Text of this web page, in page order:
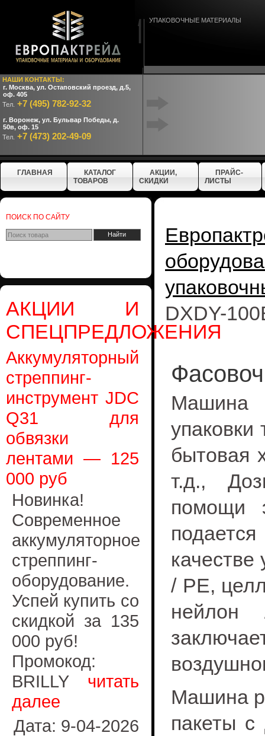
НАШИ КОНТАКТЫ:
г. Москва, ул. Остаповский проезд, д.5,
оф. 405
Тел. +7 (495) 782-92-32
г. Воронеж, ул. Бульвар Победы, д.
50в, оф. 15
Тел. +7 (473) 202-49-09
УПАКОВОЧНЫЕ МАТЕРИАЛЫ
ГЛАВНАЯ
КАТАЛОГ
ТОВАРОВ
АКЦИИ,
СКИДКИ
ПРАЙС-
ЛИСТЫ
ПОИСК ПО САЙТУ
АКЦИИ И
СПЕЦПРЕДЛОЖЕНИЯ
Аккумуляторный
стреппинг-
инструмент JDC
Q31 для
обвязки
лентами — 125
000 руб
Новинка!
Современное
аккумуляторное
стреппинг-
оборудование.
Успей купить со
скидкой за 135
000 руб!
Промокод:
BRILLY читать
далее
Дата: 9-04-2026
DXDY-
Машина
упаковки
бытовая
т.д.,
помощи
качестве
/ PE,
нейлон
Машина
пакеты